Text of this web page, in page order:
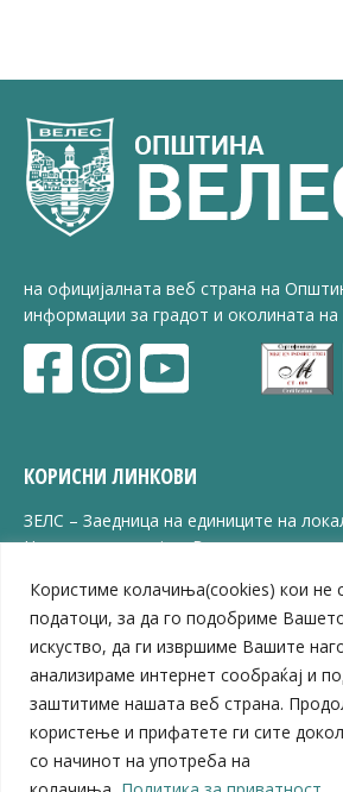
Користиме колачиња(cookies) кои не
податоци, за да го подобриме
искуство, да ги извршиме Вашите
анализираме интернет сообраќај и
заштитиме нашата веб страна.
користење и прифатете ги сите
со начинот на употреба на
на официјалната веб страна на
информации за градот и околината
КОРИСНИ ЛИНКОВИ
ЗЕЛС – Заедница на единиците на
Центар за развој на Вардарски
ЈПССО „Парк – спорт и паркинзи“
ЛБ „Гоце Делчев“
ЛУ „Народен Музеј“
Влада на Република Северна
Собрание на Република Северна
Министерство за финансии
Министерство за транспорт
Министерство за локална самоуправа